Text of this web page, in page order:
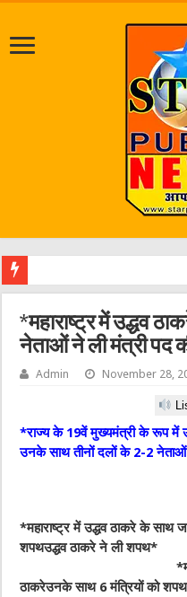
*महाराष्ट्र में उद्धव
नेताओं ने ली मंत्री पद
Admin November 28,
*राज्य के 19वें मुख्यमंत्री के रूप में
उनके साथ तीनों दलों के 2-2
*महाराष्ट्र में उद्धव ठाकरे के साथ
शपथउद्धव ठाकरे ने ली शपथ*
ठाकरेउनके साथ 6 मंत्रियों को